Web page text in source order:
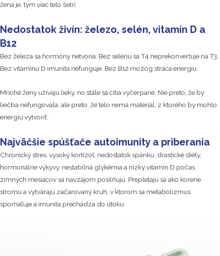
žena je, tým viac telo šetrí.
Nedostatok živín: železo, selén, vitamín D a
B12
Bez železa sa hormóny netvoria. Bez selénu sa T4 neprekonvertuje na T3.
Bez vitamínu D imunita nefunguje. Bez B12 mozog stráca energiu.
Mnohé ženy užívajú lieky, no stále sa cítia vyčerpané. Nie preto, že by
liečba nefungovala, ale preto, že telo nemá materiál, z ktorého by mohlo
energiu vytvoriť.
Najväčšie spúšťače autoimunity a priberania
Chronický stres, vysoký kortizol, nedostatok spánku, drastické diéty,
hormonálne výkyvy, nestabilná glykémia a nízky vitamín D počas
zimných mesiacov sa navzájom posilňujú. Prepletajú sa ako korene
stromu a vytvárajú začarovaný kruh, v ktorom sa metabolizmus
spomaľuje a imunita prechádza do útoku.